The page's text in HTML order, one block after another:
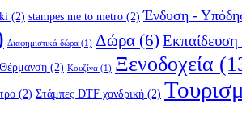
(2) stampes me to metro (2) Ένδυση -
Διαφημιστικά δώρα (1) Δώρα (6) Εκπαίδευση
Θέρμανση (2) Κουζίνα (1) Ξενοδοχεία
(2) Στάμπες DTF χονδρική (2)